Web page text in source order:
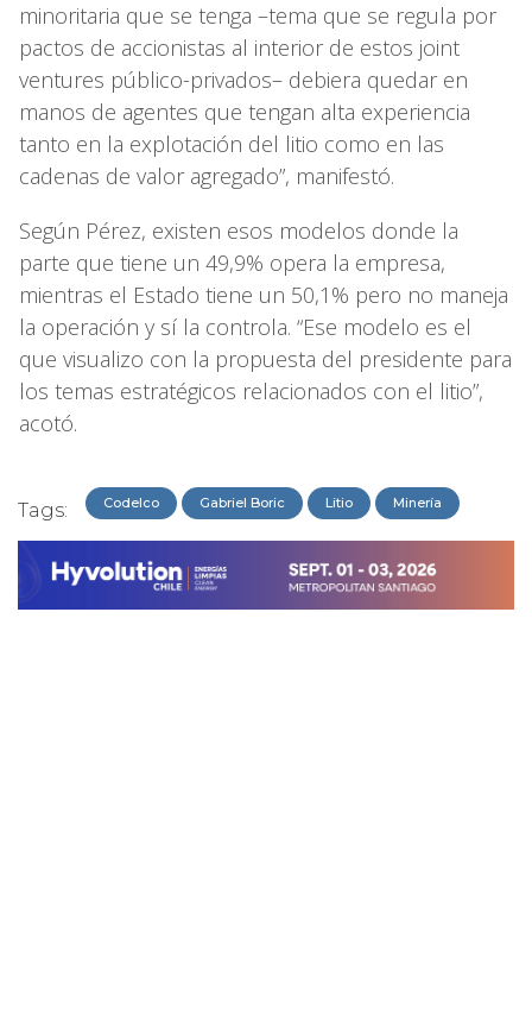
minoritaria que se tenga –tema que se regula por
pactos de accionistas al interior de estos joint
ventures público-privados– debiera quedar en
manos de agentes que tengan alta experiencia
tanto en la explotación del litio como en las
cadenas de valor agregado”, manifestó.
Según Pérez, existen esos modelos donde la
parte que tiene un 49,9% opera la empresa,
mientras el Estado tiene un 50,1% pero no maneja
la operación y sí la controla. “Ese modelo es el
que visualizo con la propuesta del presidente para
los temas estratégicos relacionados con el litio”,
acotó.
Tags: Codelco Gabriel Boric Litio Minería